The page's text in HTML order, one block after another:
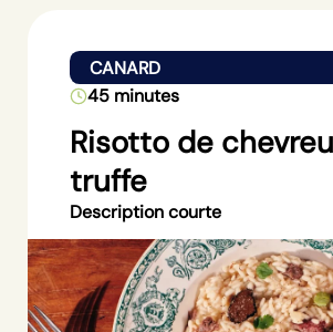
CANARD
45 minutes
Risotto de
truffe
Description courte